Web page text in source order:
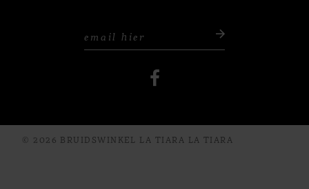
© 2026 BRUIDSWINKEL LA TIARA LA TIARA